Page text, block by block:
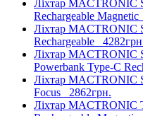
Ліхтар MACTRONIC
Rechargeable Magnetic
Ліхтар MACTRONIC
Rechargeable
Ліхтар MACTRONIC
Powerbank Type-C
Ліхтар MACTRONIC
Focus 2862грн.
Ліхтар MACTRONIC